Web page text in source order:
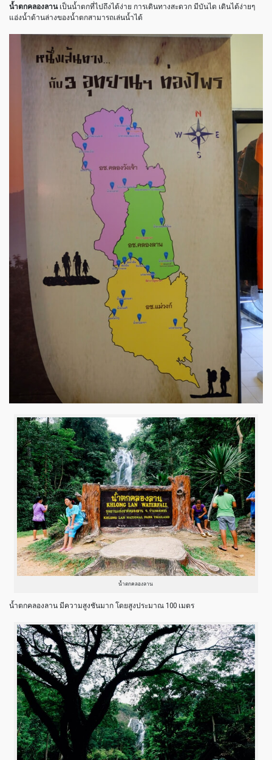
น้ำตกคลองลานเป็นน้ำตกที่ไปถึงได้ง่าย การเดินทางสะดวก มีบันได เดินได้ง่ายๆ
แอ่งน้ำด้านล่างของน้ำตกสามารถเล่นน้ำได้
น้ำตกคลองลาน
น้ำตกคลองลาน มีความสูงชันมาก โดยสูงประมาณ 100 เมตร